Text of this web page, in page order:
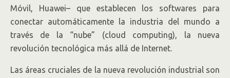
Móvil, Huawei– que establecen los softwares para
conectar automáticamente la industria del mundo a
través de la “nube” (cloud computing), la nueva
revolución tecnológica más allá de Internet.
Las áreas cruciales de la nueva revolución industrial son